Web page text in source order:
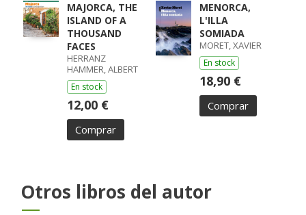
MAJORCA, THE
ISLAND OF A
THOUSAND
FACES
HERRANZ
HAMMER, ALBERT
En stock
12,00 €
Comprar
MENORCA,
L'ILLA
SOMIADA
MORET, XAVIER
En stock
18,90 €
Comprar
Otros libros del autor